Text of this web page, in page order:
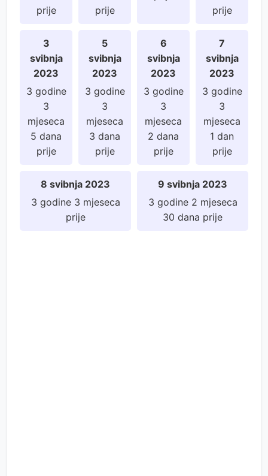
prije
prije
prije
3
svibnja
2023
3 godine
3
mjeseca
5 dana
prije
5
svibnja
2023
3 godine
3
mjeseca
3 dana
prije
6
svibnja
2023
3 godine
3
mjeseca
2 dana
prije
7
svibnja
2023
3 godine
3
mjeseca
1 dan
prije
8 svibnja 2023
3 godine 3 mjeseca
prije
9 svibnja 2023
3 godine 2 mjeseca
30 dana prije